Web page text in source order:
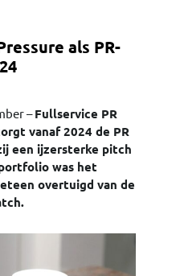
als PR-
–Fullservice PR
vanaf 2024 de PR
een ijzersterke pitch
was het
overtuigd van de